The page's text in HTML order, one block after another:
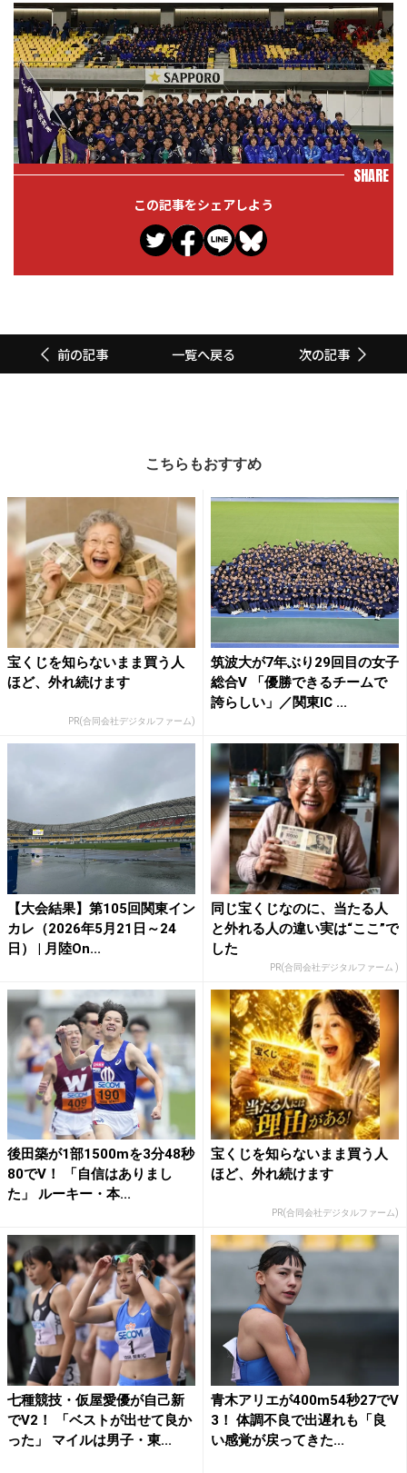
SHARE
この記事をシェアしよう
前の記事 一覧へ戻る 次の記事
こちらもおすすめ
宝くじを知らないまま買う人
ほど、外れ続けます
PR(合同会社デジタルファーム)
筑波大が7年ぶり29回目の女子
総合V 「優勝できるチームで
誇らしい」／関東IC ...
【大会結果】第105回関東イン
カレ（2026年5月21日～24
日） | 月陸On...
同じ宝くじなのに、当たる人
と外れる人の違い実は“ここ”で
した
PR(合同会社デジタルファーム )
後田築が1部1500mを3分48秒
80でV！ 「自信はありまし
た」 ルーキー・本...
宝くじを知らないまま買う人
ほど、外れ続けます
PR(合同会社デジタルファーム)
七種競技・仮屋愛優が自己新
でV2！ 「ベストが出せて良か
った」 マイルは男子・東...
青木アリエが400m54秒27でV
3！ 体調不良で出遅れも「良
い感覚が戻ってきた...